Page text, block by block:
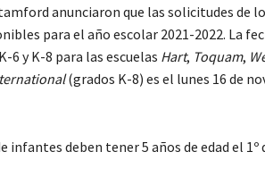
anunciaron que las solicitudes de
para el año escolar 2021-2022. La
6 y K-8 para las escuelas Hart, Toquam,
(grados K-8) es el lunes 16 de
infantes deben tener 5 años de edad el 1º